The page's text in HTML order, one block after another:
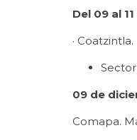
Del 09 al
· Coatzintla.
Sector
09 de
Comapa.